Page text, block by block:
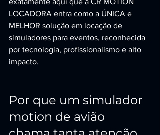
exatamente aqui que a CR MOTION
LOCADORA entra como a ÚNICA e
MELHOR solução em locação de
simuladores para eventos, reconhecida
por tecnologia, profissionalismo e alto
impacto.
Por que um simulador
motion de avião